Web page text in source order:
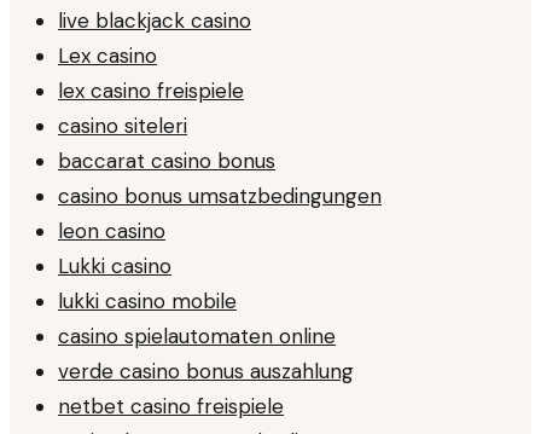
live blackjack casino
Lex casino
lex casino freispiele
casino siteleri
baccarat casino bonus
casino bonus umsatzbedingungen
leon casino
Lukki casino
lukki casino mobile
casino spielautomaten online
verde casino bonus auszahlung
netbet casino freispiele